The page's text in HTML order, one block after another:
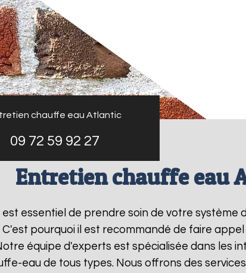
chauffe eau Atlantic
09 72 59 92 27
Entretien chauffe eau
est essentiel de prendre soin de votre
C'est pourquoi il est recommandé de faire
équipe d'experts est spécialisée dans les
eau de tous types. Nous offrons des